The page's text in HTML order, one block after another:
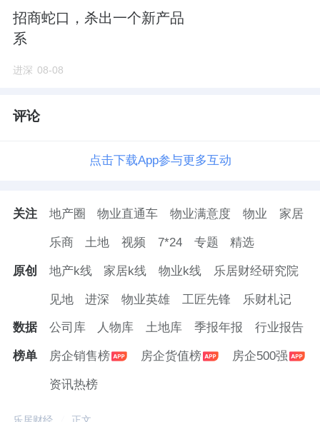
招商蛇口，杀出一个新产品
系
进深 08-08
评论
点击下载App参与更多互动
关注 地产圈 物业直通车 物业满意度 物业 家居
乐商 土地 视频 7*24 专题 精选
原创 地产k线 家居k线 物业k线 乐居财经研究院
见地 进深 物业英雄 工匠先锋 乐财札记
数据 公司库 人物库 土地库 季报年报 行业报告
榜单 房企销售榜 房企货值榜 房企500强
资讯热榜
乐居财经 正文